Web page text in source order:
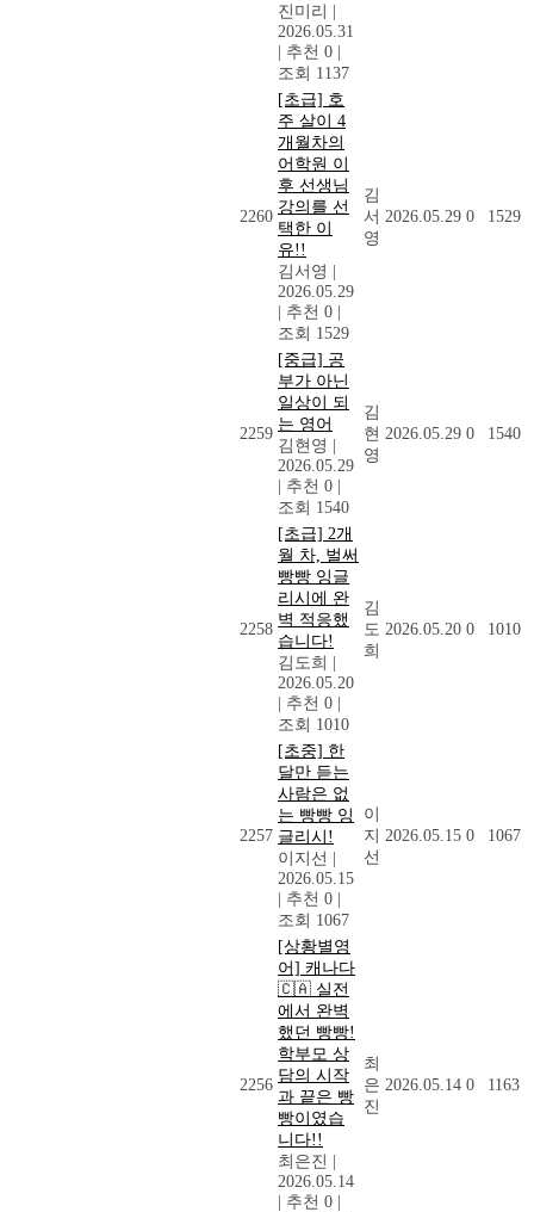
진미리 |
2026.05.31
| 추천 0 |
조회 1137
2260
[초급] 호
주 살이 4
개월차의
어학원 이
후 선생님
강의를 선
택한 이
유!!
김서영 |
2026.05.29
| 추천 0 |
조회 1529
김
서
영
2026.05.29 0 1529
2259
[중급] 공
부가 아닌
일상이 되
는 영어
김현영 |
2026.05.29
| 추천 0 |
조회 1540
김
현
영
2026.05.29 0 1540
2258
[초급] 2개
월 차, 벌써
빵빵 잉글
리시에 완
벽 적응했
습니다!
김도희 |
2026.05.20
| 추천 0 |
조회 1010
김
도
희
2026.05.20 0 1010
2257
[초중] 한
달만 듣는
사람은 없
는 빵빵 잉
글리시!
이지선 |
2026.05.15
| 추천 0 |
조회 1067
이
지
선
2026.05.15 0 1067
2256
[상황별영
어] 캐나다
🇨🇦 실전
에서 완벽
했던 빵빵!
학부모 상
담의 시작
과 끝은 빵
빵이였습
니다!!
최은진 |
2026.05.14
| 추천 0 |
최
은
진
2026.05.14 0 1163